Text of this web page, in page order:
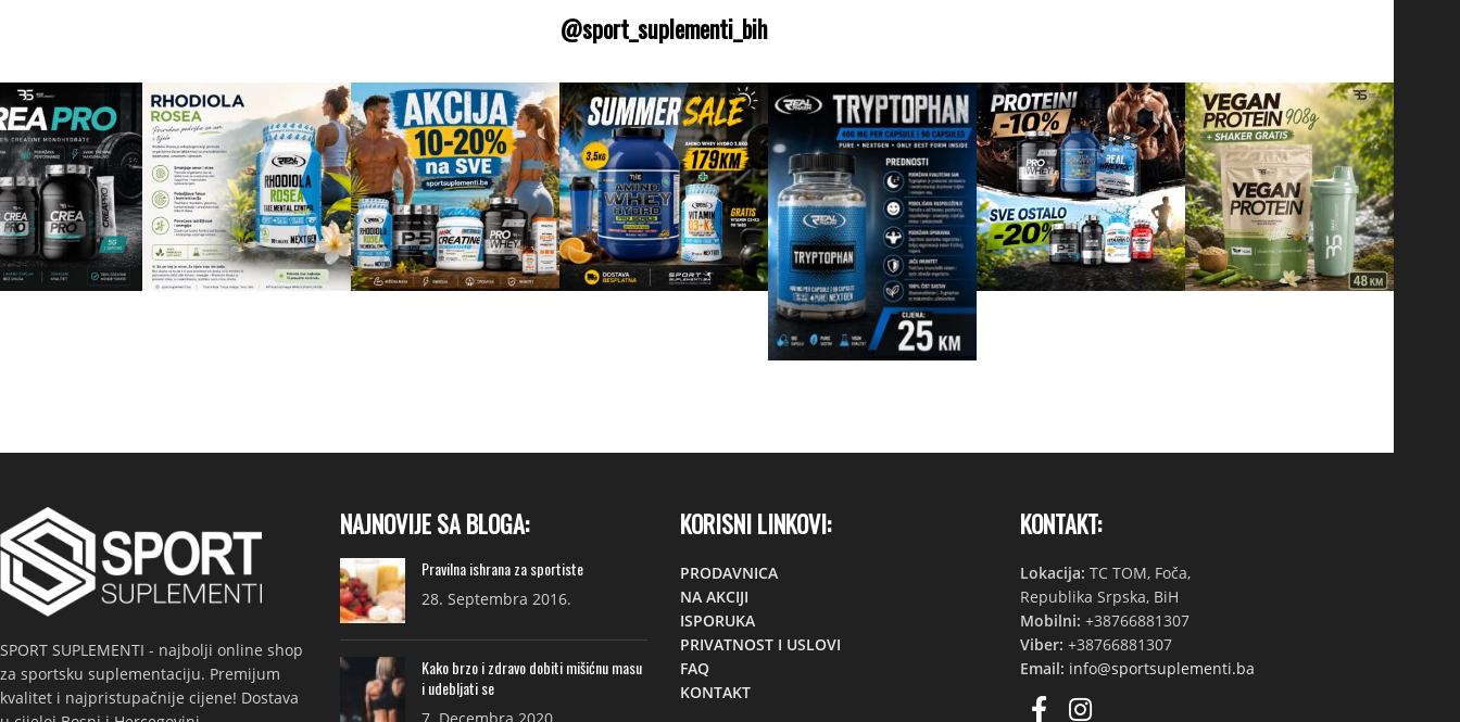
@sport_suplementi_bih
SPORT SUPLEMENTI - najbolji online shop
za sportsku suplementaciju. Premijum
kvalitet i najpristupačnije cijene! Dostava
NAJNOVIJE SA BLOGA:
Pravilna ishrana za sportiste
28. Septembra 2016.
Kako brzo i zdravo dobiti mišićnu masu
i udebljati se
KORISNI LINKOVI:
PRODAVNICA
NA AKCIJI
ISPORUKA
PRIVATNOST I USLOVI
FAQ
KONTAKT
KONTAKT:
Lokacija: TC TOM, Foča,
Republika Srpska, BiH
Mobilni: +38766881307
Viber: +38766881307
Email: info@sportsuplementi.ba